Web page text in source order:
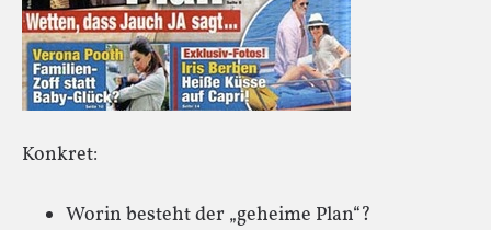
Konkret:
Worin besteht der „geheime Plan“?